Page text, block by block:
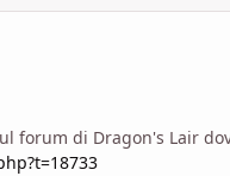
forum di Dragon's Lair